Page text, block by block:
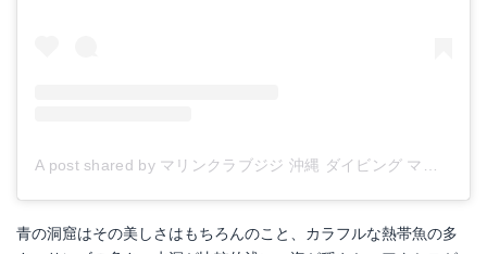
青の洞窟はその美しさはもちろんのこと、カラフルな熱帯魚の多